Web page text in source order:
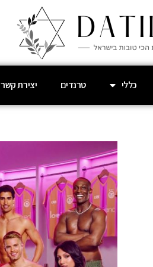
כללי טרנדים יצירת קשר